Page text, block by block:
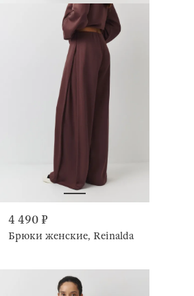
4 490 ₽
Брюки женские, Reinalda